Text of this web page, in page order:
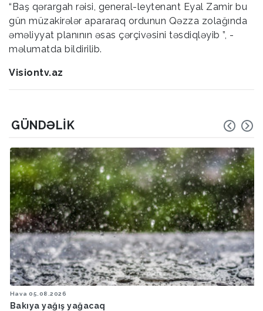
“Baş qərargah rəisi, general-leytenant Eyal Zamir bu
gün müzakirələr apararaq ordunun Qəzza zolağında
əməliyyat planının əsas çərçivəsini təsdiqləyib ”, -
məlumatda bildirilib.
Visiontv.az
GÜNDƏLIK
Hava 05.08.2026
Bakıya yağış yağacaq